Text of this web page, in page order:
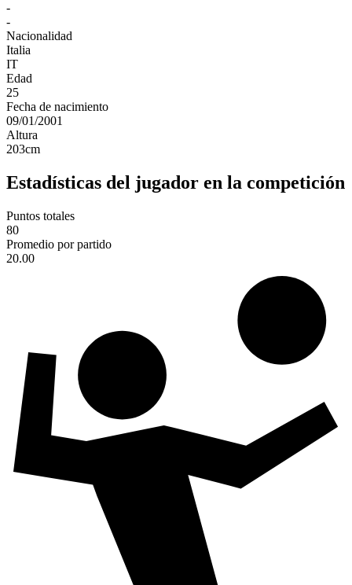
-
-
Nacionalidad
Italia
IT
Edad
25
Fecha de nacimiento
09/01/2001
Altura
203cm
Estadísticas del jugador en la competición
Puntos totales
80
Promedio por partido
20.00